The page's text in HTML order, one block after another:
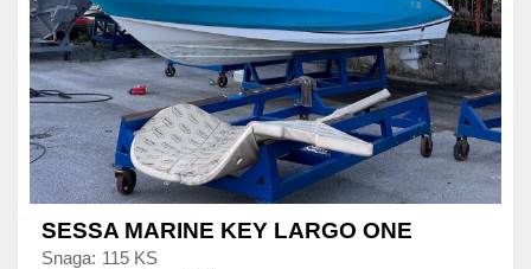
SESSA MARINE KEY LARGO ONE
Snaga: 115 KS